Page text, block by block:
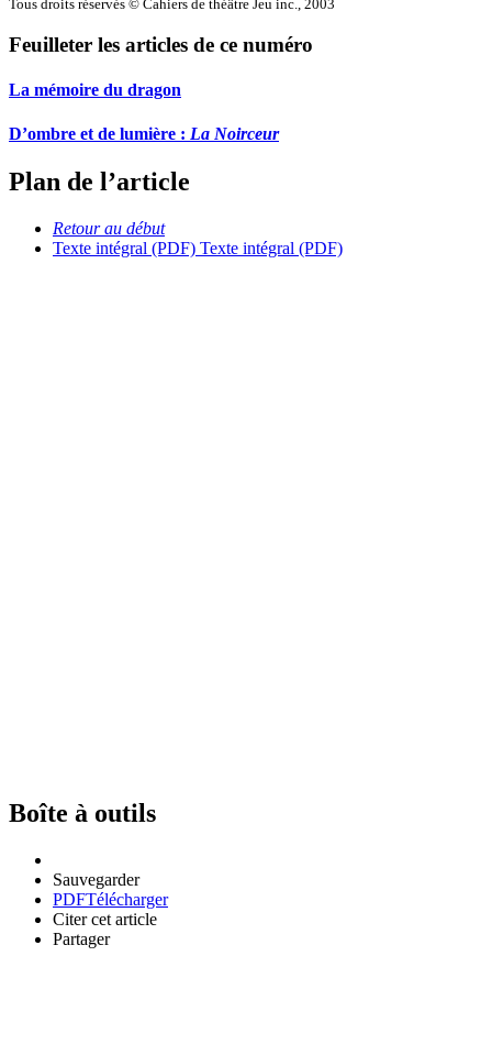
Tous droits réservés © Cahiers de théâtre Jeu inc., 2003
Feuilleter les articles de ce numéro
La mémoire du dragon
D’ombre et de lumière : La Noirceur
Plan de l’article
Retour au début
Texte intégral (PDF) Texte intégral (PDF)
Boîte à outils
Sauvegarder
PDFTélécharger
Citer cet article
Partager